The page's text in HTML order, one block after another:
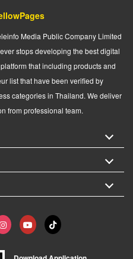
Media Public Company Limited
stops developing the best digital
that including products and
list that have been verified by
categories in Thailand. We deliver
from professional team.